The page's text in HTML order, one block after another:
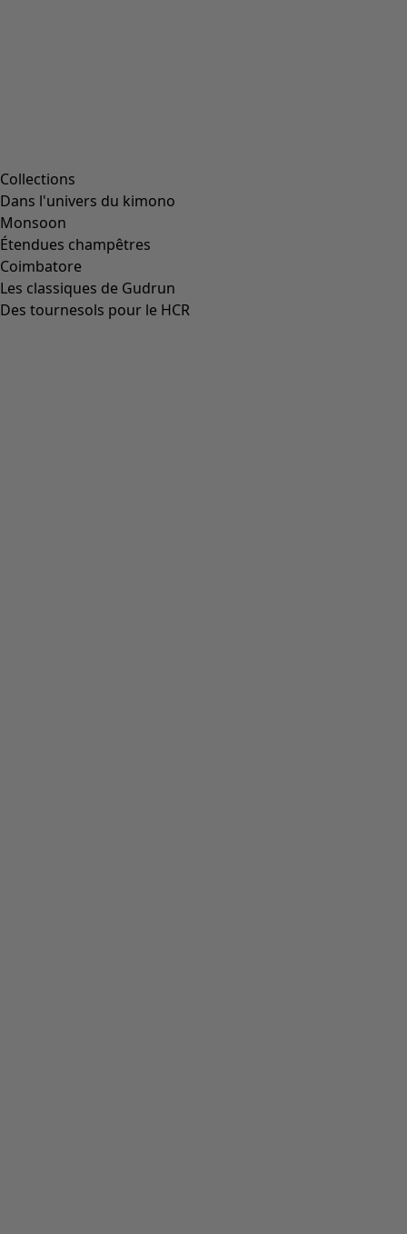
Collections
Dans l'univers du kimono
Monsoon
Étendues champêtres
Coimbatore
Les classiques de Gudrun
Des tournesols pour le HCR